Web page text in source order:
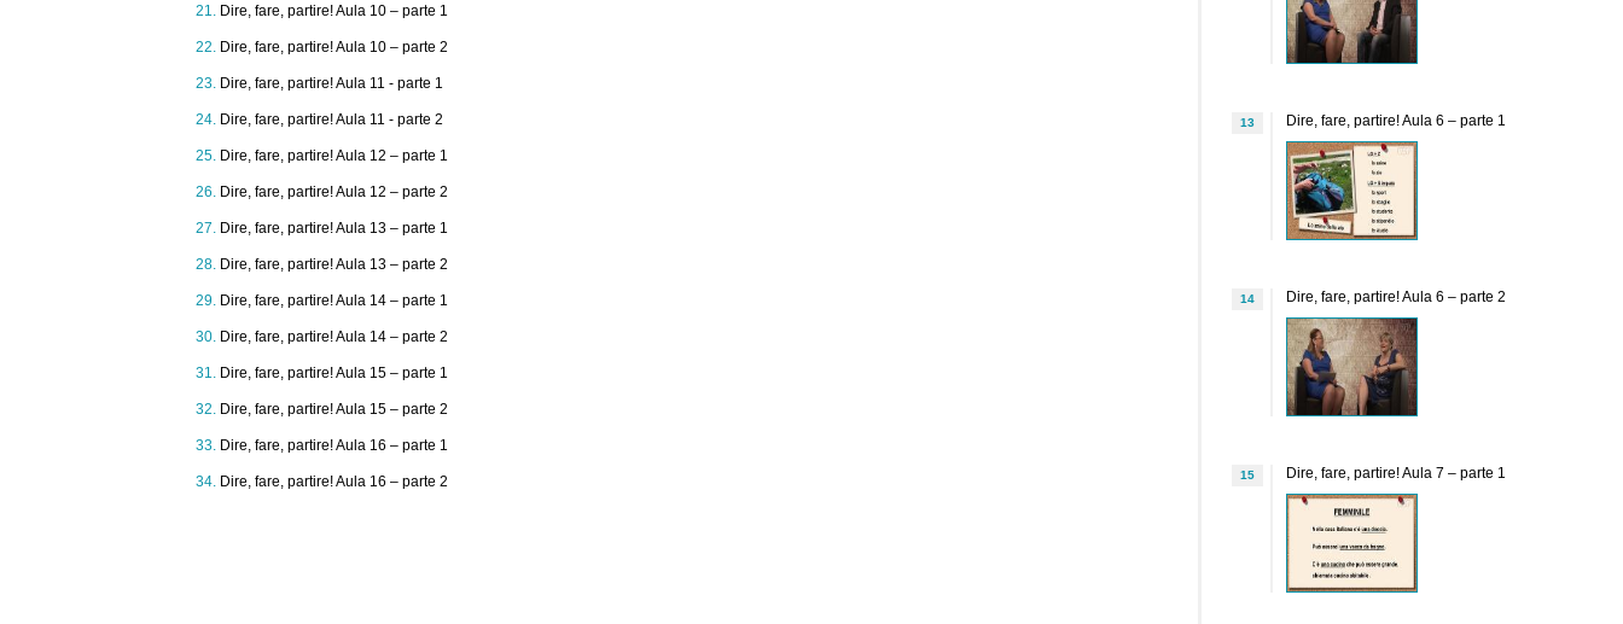
Dire, fare, partire! Aula 10 – parte 1
Dire, fare, partire! Aula 10 – parte 2
Dire, fare, partire! Aula 11 - parte 1
Dire, fare, partire! Aula 11 - parte 2
Dire, fare, partire! Aula 12 – parte 1
Dire, fare, partire! Aula 12 – parte 2
Dire, fare, partire! Aula 13 – parte 1
Dire, fare, partire! Aula 13 – parte 2
Dire, fare, partire! Aula 14 – parte 1
Dire, fare, partire! Aula 14 – parte 2
Dire, fare, partire! Aula 15 – parte 1
Dire, fare, partire! Aula 15 – parte 2
Dire, fare, partire! Aula 16 – parte 1
Dire, fare, partire! Aula 16 – parte 2
13 Dire, fare, partire! Aula 6 – parte 1
14 Dire, fare, partire! Aula 6 – parte 2
15 Dire, fare, partire! Aula 7 – parte 1